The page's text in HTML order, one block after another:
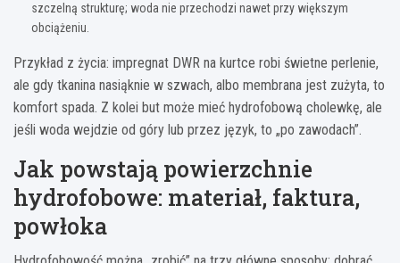
szczelną strukturę; woda nie przechodzi nawet przy większym
obciążeniu.
Przykład z życia: impregnat DWR na kurtce robi świetne perlenie,
ale gdy tkanina nasiąknie w szwach, albo membrana jest zużyta, to
komfort spada. Z kolei but może mieć hydrofobową cholewkę, ale
jeśli woda wejdzie od góry lub przez język, to „po zawodach”.
Jak powstają powierzchnie
hydrofobowe: materiał, faktura,
powłoka